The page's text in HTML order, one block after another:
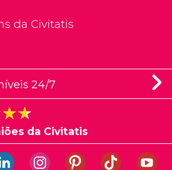
da Civitatis
24/7
da Civitatis